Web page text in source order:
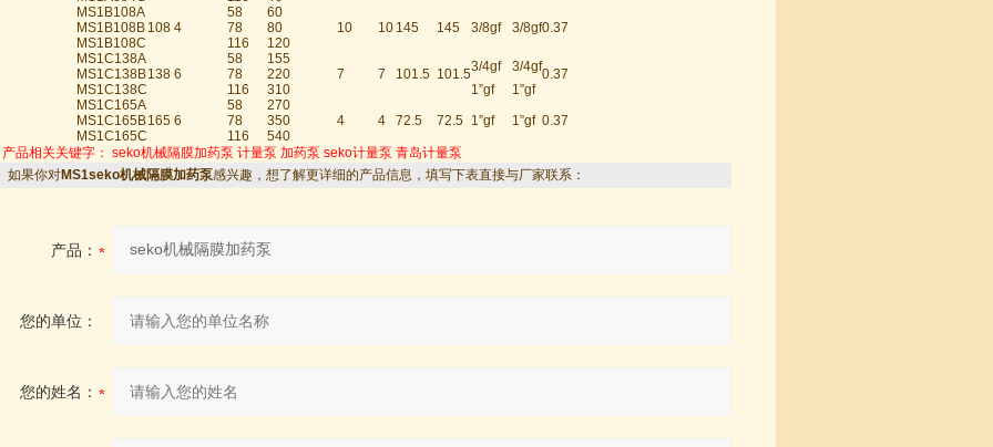
MS1B108A
108 4
58
60
10
10 145 145 3/8gf 3/8gf0.37
MS1B108B 78
80
MS1B108C
116
120
MS1C138A
138 6
58
155
7
7 101.5 101.53/4gf 3/4gf0.37
MS1C138B 78
220
MS1C138C
116 310 1”gf
1”gf
MS1C165A
165 6
58
270
4
4 72.5 72.5 1”gf 1”gf 0.37
MS1C165B 78
350
MS1C165C
116
540
产品相关关键字： seko机械隔膜加药泵 计量泵 加药泵 seko计量泵 青岛计量泵
如果你对MS1seko机械隔膜加药泵感兴趣，想了解更详细的产品信息，填写下表直接与厂家联系：
产品：
您的单位：
您的姓名：